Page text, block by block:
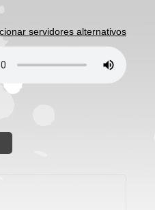
servidores alternativos